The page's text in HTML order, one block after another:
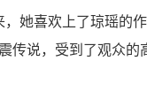
她喜欢上了琼瑶的
传说，受到了观众的